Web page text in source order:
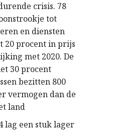
crisis. 78
tot
en diensten
20 procent in prijs
met 2020. De
30 procent
bezitten 800
vermogen dan de
land
lag een stuk lager